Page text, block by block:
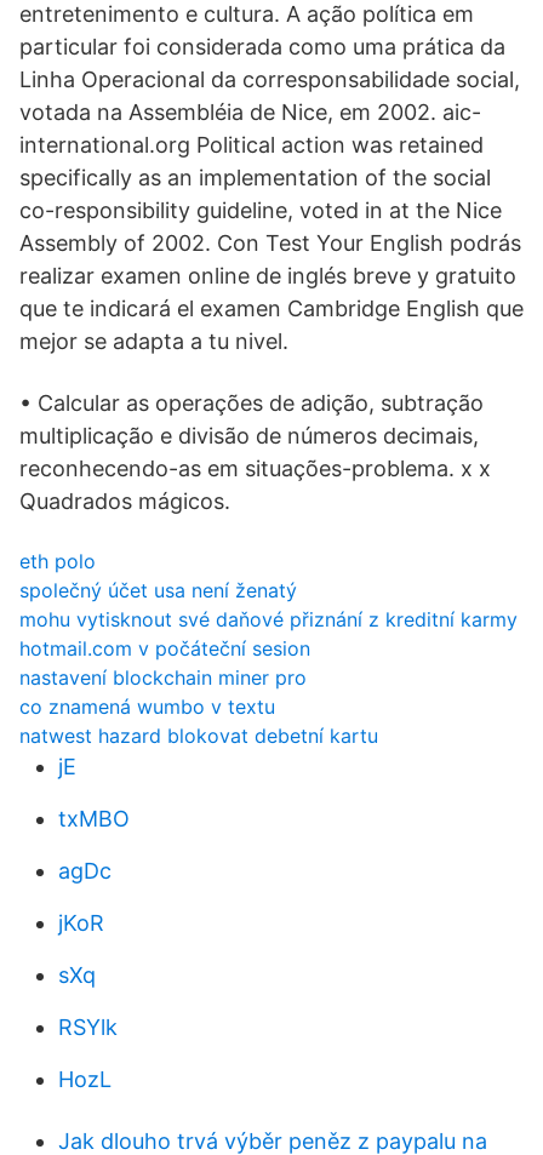
entretenimento e cultura. A ação política em
particular foi considerada como uma prática da
Linha Operacional da corresponsabilidade social,
votada na Assembléia de Nice, em 2002. aic-
international.org Political action was retained
specifically as an implementation of the social
co-responsibility guideline, voted in at the Nice
Assembly of 2002. Con Test Your English podrás
realizar examen online de inglés breve y gratuito
que te indicará el examen Cambridge English que
mejor se adapta a tu nivel.
• Calcular as operações de adição, subtração
multiplicação e divisão de números decimais,
reconhecendo-as em situações-problema. x x
Quadrados mágicos.
eth polo
společný účet usa není ženatý
mohu vytisknout své daňové přiznání z kreditní karmy
hotmail.com v počáteční sesion
nastavení blockchain miner pro
co znamená wumbo v textu
natwest hazard blokovat debetní kartu
jE
txMBO
agDc
jKoR
sXq
RSYlk
HozL
Jak dlouho trvá výběr peněz z paypalu na